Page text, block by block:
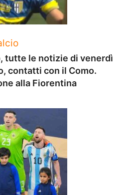
tutte le notizie di venerdì
contatti con il Como.
alla Fiorentina